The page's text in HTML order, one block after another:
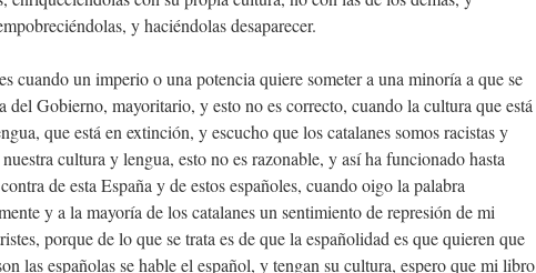
y haciéndolas desaparecer.
cuando un imperio o una potencia quiere someter a una minoría a que se
del Gobierno, mayoritario, y esto no es correcto, cuando la cultura que está
que está en extinción, y escucho que los catalanes somos racistas y
cultura y lengua, esto no es razonable, y así ha funcionado hasta
de esta España y de estos españoles, cuando oigo la palabra
y a la mayoría de los catalanes un sentimiento de represión de mi
porque de lo que se trata es de que la españolidad es que quieren que
las españolas se hable el español, y tengan su cultura, espero que mi libro